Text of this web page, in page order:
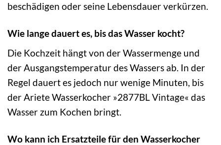
beschädigen oder seine Lebensdauer verkürzen.
Wie lange dauert es, bis das Wasser kocht?
Die Kochzeit hängt von der Wassermenge und
der Ausgangstemperatur des Wassers ab. In der
Regel dauert es jedoch nur wenige Minuten, bis
der Ariete Wasserkocher »2877BL Vintage« das
Wasser zum Kochen bringt.
Wo kann ich Ersatzteile für den Wasserkocher